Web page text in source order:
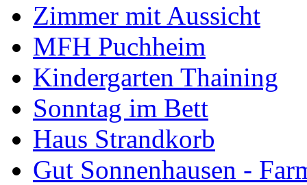
Zimmer mit Aussicht
MFH Puchheim
Kindergarten Thaining
Sonntag im Bett
Haus Strandkorb
Gut Sonnenhausen -